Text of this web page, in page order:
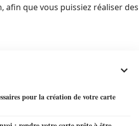
afin que vous puissiez réaliser des
pour la création de votre carte